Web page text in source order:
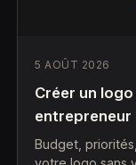
5 AOÛT 2026
Créer un
entrepreneur
Budget,